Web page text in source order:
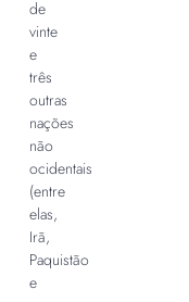
de
vinte
e
três
outras
nações
não
ocidentais
(entre
elas,
Irã,
Paquistão
e